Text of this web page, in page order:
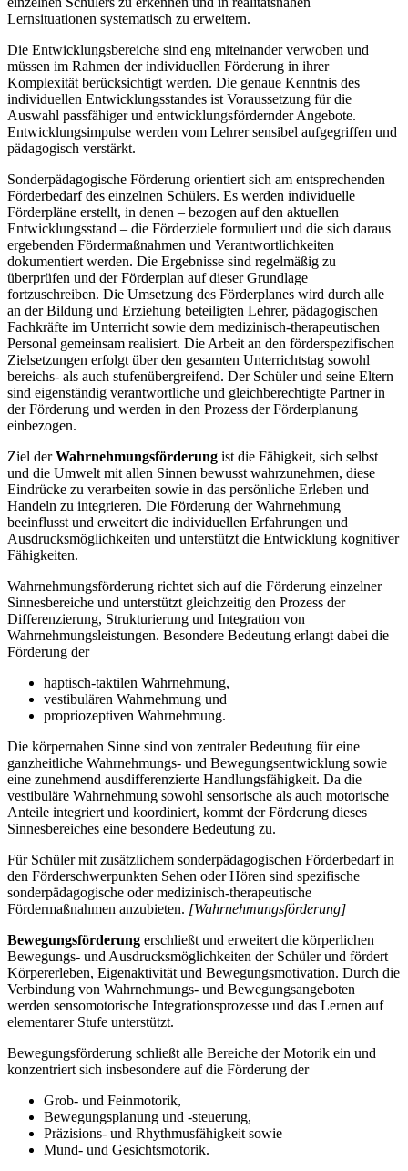
Lernsituationen systematisch zu erweitern.
Die Entwicklungsbereiche sind eng miteinander verwoben und
müssen im Rahmen der individuellen Förderung in ihrer
Komplexität berücksichtigt werden. Die genaue Kenntnis des
individuellen Entwicklungsstandes ist Voraussetzung für die
Auswahl passfähiger und entwicklungsfördernder Angebote.
Entwicklungsimpulse werden vom Lehrer sensibel aufgegriffen und
pädagogisch verstärkt.
Sonderpädagogische Förderung orientiert sich am entsprechenden
Förderbedarf des einzelnen Schülers. Es werden individuelle
Förderpläne erstellt, in denen – bezogen auf den aktuellen
Entwicklungsstand – die Förderziele formuliert und die sich daraus
ergebenden Fördermaßnahmen und Verantwortlichkeiten
dokumentiert werden. Die Ergebnisse sind regelmäßig zu
überprüfen und der Förderplan auf dieser Grundlage
fortzuschreiben. Die Umsetzung des Förderplanes wird durch alle
an der Bildung und Erziehung beteiligten Lehrer, pädagogischen
Fachkräfte im Unterricht sowie dem medizinisch-therapeutischen
Personal gemeinsam realisiert. Die Arbeit an den förderspezifischen
Zielsetzungen erfolgt über den gesamten Unterrichtstag sowohl
bereichs- als auch stufenübergreifend. Der Schüler und seine Eltern
sind eigenständig verantwortliche und gleichberechtigte Partner in
der Förderung und werden in den Prozess der Förderplanung
einbezogen.
Ziel derWahrnehmungsförderung ist die Fähigkeit, sich selbst
und die Umwelt mit allen Sinnen bewusst wahrzunehmen, diese
Eindrücke zu verarbeiten sowie in das persönliche Erleben und
Handeln zu integrieren. Die Förderung der Wahrnehmung
beeinflusst und erweitert die individuellen Erfahrungen und
Ausdrucksmöglichkeiten und unterstützt die Entwicklung kognitiver
Fähigkeiten.
Wahrnehmungsförderung richtet sich auf die Förderung einzelner
Sinnesbereiche und unterstützt gleichzeitig den Prozess der
Differenzierung, Strukturierung und Integration von
Wahrnehmungsleistungen. Besondere Bedeutung erlangt dabei die
Förderung der
haptisch-taktilen Wahrnehmung,
vestibulären Wahrnehmung und
propriozeptiven Wahrnehmung.
Die körpernahen Sinne sind von zentraler Bedeutung für eine
ganzheitliche Wahrnehmungs- und Bewegungsentwicklung sowie
eine zunehmend ausdifferenzierte Handlungsfähigkeit. Da die
vestibuläre Wahrnehmung sowohl sensorische als auch motorische
Anteile integriert und koordiniert, kommt der Förderung dieses
Sinnesbereiches eine besondere Bedeutung zu.
Für Schüler mit zusätzlichem sonderpädagogischen Förderbedarf in
den Förderschwerpunkten Sehen oder Hören sind spezifische
sonderpädagogische oder medizinisch-therapeutische
Fördermaßnahmen anzubieten. [Wahrnehmungsförderung]
Bewegungsförderung erschließt und erweitert die körperlichen
Bewegungs- und Ausdrucksmöglichkeiten der Schüler und fördert
Körpererleben, Eigenaktivität und Bewegungsmotivation. Durch die
Verbindung von Wahrnehmungs- und Bewegungsangeboten
werden sensomotorische Integrationsprozesse und das Lernen auf
elementarer Stufe unterstützt.
Bewegungsförderung schließt alle Bereiche der Motorik ein und
konzentriert sich insbesondere auf die Förderung der
Grob- und Feinmotorik,
Bewegungsplanung und -steuerung,
Präzisions- und Rhythmusfähigkeit sowie
Mund- und Gesichtsmotorik.